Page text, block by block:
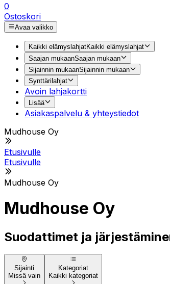
0
Ostoskori
Avaa valikko
Kaikki elämyslahjatKaikki elämyslahjat
Saajan mukaanSaajan mukaan
Sijainnin mukaanSijainnin mukaan
Synttärilahjat
Avoin lahjakortti
Lisää
Asiakaspalvelu & yhteystiedot
Mudhouse Oy
Etusivulle
Etusivulle
Mudhouse Oy
Mudhouse Oy
Suodattimet ja
Sijainti
Missä vain
Kategoriat
Kaikki kategoriat